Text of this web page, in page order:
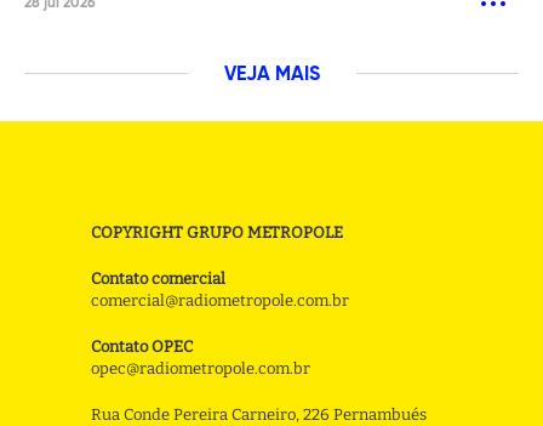
28 jul 2026
VEJA MAIS
COPYRIGHT GRUPO METROPOLE
Contato comercial
comercial@radiometropole.com.br
Contato OPEC
opec@radiometropole.com.br
Rua Conde Pereira Carneiro, 226 Pernambués